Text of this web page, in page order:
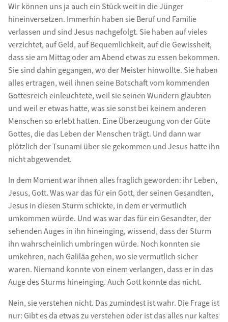
Wir können uns ja auch ein Stück weit in die Jünger
hineinversetzen. Immerhin haben sie Beruf und Familie
verlassen und sind Jesus nachgefolgt. Sie haben auf vieles
verzichtet, auf Geld, auf Bequemlichkeit, auf die Gewissheit,
dass sie am Mittag oder am Abend etwas zu essen bekommen.
Sie sind dahin gegangen, wo der Meister hinwollte. Sie haben
alles ertragen, weil ihnen seine Botschaft vom kommenden
Gottesreich einleuchtete, weil sie seinen Wundern glaubten
und weil er etwas hatte, was sie sonst bei keinem anderen
Menschen so erlebt hatten. Eine Überzeugung von der Güte
Gottes, die das Leben der Menschen trägt. Und dann war
plötzlich der Tsunami über sie gekommen und Jesus hatte ihn
nicht abgewendet.
In dem Moment war ihnen alles fraglich geworden: ihr Leben,
Jesus, Gott. Was war das für ein Gott, der seinen Gesandten,
Jesus in diesen Sturm schickte, in dem er vermutlich
umkommen würde. Und was war das für ein Gesandter, der
sehenden Auges in ihn hineinging, wissend, dass der Sturm
ihn wahrscheinlich umbringen würde. Noch konnten sie
umkehren, nach Galiläa gehen, wo sie vermutlich sicher
waren. Niemand konnte von einem verlangen, dass er in das
Auge des Sturms hineinging. Auch Gott konnte das nicht.
Nein, sie verstehen nicht. Das zumindest ist wahr. Die Frage ist
nur: Gibt es da etwas zu verstehen oder ist das alles nur kaltes